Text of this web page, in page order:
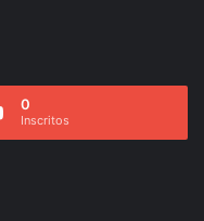
0
Inscritos